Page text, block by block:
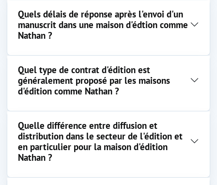
Quels délais de réponse après l'envoi d'un
manuscrit dans une maison d'édtion comme
Nathan ?
Quel type de contrat d'édition est
généralement proposé par les maisons
d'édition comme Nathan ?
Quelle différence entre diffusion et
distribution dans le secteur de l'édition et
en particulier pour la maison d'édition
Nathan ?